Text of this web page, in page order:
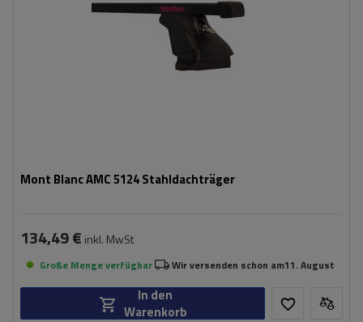
Mont Blanc AMC 5124 Stahldachträger
134,49 € inkl. MwSt
Große Menge verfügbar Wir versenden schon am11. August
In den
Warenkorb